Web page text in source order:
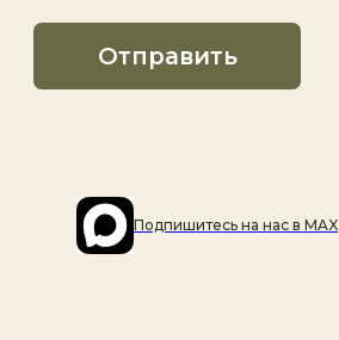
Подпишитесь на наc в MAX